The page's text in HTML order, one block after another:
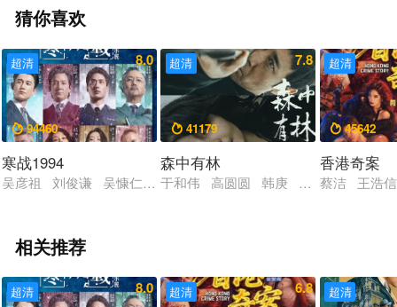
猜你喜欢
超清 8.0
94460
寒战1994
吴彦祖 刘俊谦 吴慷仁 谢君豪 王丹妮 廖子妤 艾丹·吉伦
超清 7.8
41179
森中有林
于和伟 高圆圆 韩庚 张天爱 乔杉
超清
45642
香港奇案
蔡洁 王浩
相关推荐
超清 8.0 超清 6.8 超清